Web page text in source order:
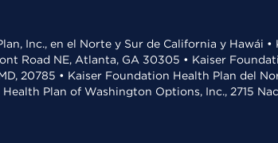
Inc., en el Norte y Sur de California y Hawái
Road NE, Atlanta, GA 30305 • Kaiser
20785 • Kaiser Foundation Health Plan del
Plan of Washington Options, Inc., 2715